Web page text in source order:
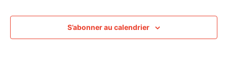
S’abonner au calendrier